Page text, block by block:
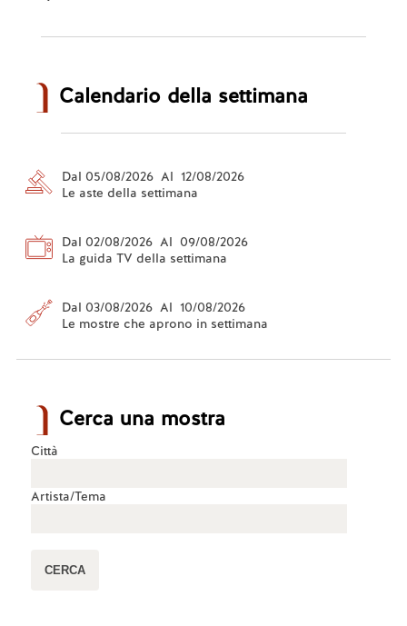
Calendario della settimana
Dal 05/08/2026 Al 12/08/2026
Le aste della settimana
Dal 02/08/2026 Al 09/08/2026
La guida TV della settimana
Dal 03/08/2026 Al 10/08/2026
Le mostre che aprono in settimana
Cerca una mostra
Città
Artista/Tema